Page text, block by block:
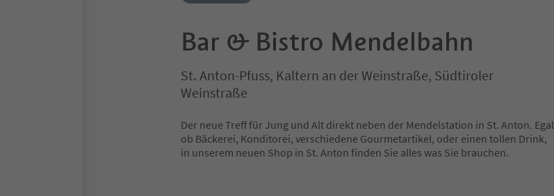
Bar & Bistro Mendelbahn
St. Anton-Pfuss, Kaltern an der Weinstraße, Südtiroler
Weinstraße
Der neue Treff für Jung und Alt direkt neben der Mendelstation in St. Anton. Egal
ob Bäckerei, Konditorei, verschiedene Gourmetartikel, oder einen tollen Drink,
in unserem neuen Shop in St. Anton finden Sie alles was Sie brauchen.